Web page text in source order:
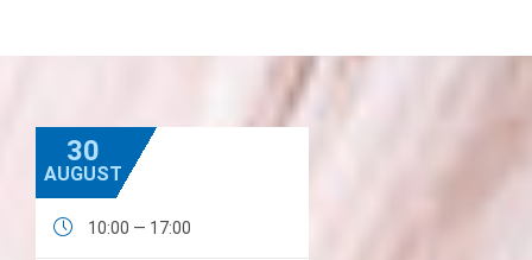
30
AUGUST
 10:00 — 17:00